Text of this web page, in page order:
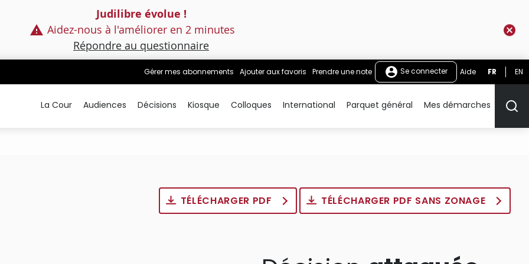
Judilibre évolue !
Aidez-nous à l'améliorer en 2 minutes
Répondre au questionnaire
Gérer mes abonnements Ajouter aux favoris Prendre une note Se connecter Aide FR EN
La Cour Audiences Décisions Kiosque Colloques International Parquet général Mes démarches
TÉLÉCHARGER PDF TÉLÉCHARGER PDF SANS ZONAGE